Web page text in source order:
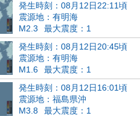
発生時刻：08月12日22:11頃
震源地：有明海
M2.3
最大震度：1
発生時刻：08月12日20:45頃
震源地：有明海
M1.6
最大震度：1
発生時刻：08月12日16:01頃
震源地：福島県沖
M3.8
最大震度：1